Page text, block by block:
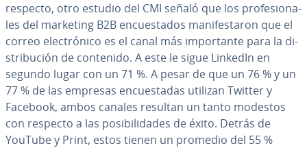
respecto, otro estudio del CMI señaló que los pro­fe­sio­na­
les del marketing B2B en­cue­s­ta­dos ma­ni­fe­s­ta­ron que el
correo ele­c­tró­ni­co es el canal más im­po­r­ta­n­te para la di­
s­tri­bu­ción de contenido. A este le sigue LinkedIn en
segundo lugar con un 71 %. A pesar de que un 76 % y un
77 % de las empresas en­cue­s­ta­das utilizan Twitter y
Facebook, ambos canales resultan un tanto modestos
con respecto a las po­si­bi­li­da­des de éxito. Detrás de
YouTube y Print, estos tienen un promedio del 55 %